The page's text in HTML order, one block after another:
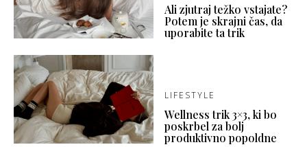
Ali zjutraj težko vstajate?
Potem je skrajni čas, da
uporabite ta trik
LIFESTYLE
Wellness trik 3×3, ki bo
poskrbel za bolj
produktivno popoldne